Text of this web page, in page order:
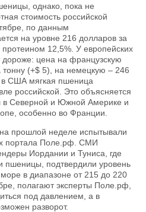
однако, пока не
стоимость российской
по данным
на уровне 216 долларов за
протеином 12,5%. У европейских
дороже: цена на французскую
(+$ 5), на немецкую – 246
в США мягкая пшеница
российской. Это объясняется
Северной и Южной Америке и
особенно во Франции.
прошлой неделе испытывали
портала Поле.рф. СМИ
Иордании и Туниса, где
пшеницы, подтвердили уровень
в диапазоне от 215 до 220
полагают эксперты Поле.рф,
под давлением, а в
разворот.